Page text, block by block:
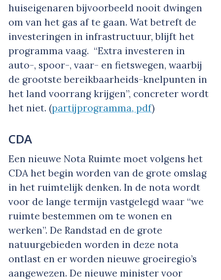
huiseigenaren bijvoorbeeld nooit dwingen
om van het gas af te gaan. Wat betreft de
investeringen in infrastructuur, blijft het
programma vaag. “Extra investeren in
auto-, spoor-, vaar- en fietswegen, waarbij
de grootste bereikbaarheids-knelpunten in
het land voorrang krijgen”, concreter wordt
het niet. (partijprogramma, pdf)
CDA
Een nieuwe Nota Ruimte moet volgens het
CDA het begin worden van de grote omslag
in het ruimtelijk denken. In de nota wordt
voor de lange termijn vastgelegd waar “we
ruimte bestemmen om te wonen en
werken”. De Randstad en de grote
natuurgebieden worden in deze nota
ontlast en er worden nieuwe groeiregio’s
aangewezen. De nieuwe minister voor